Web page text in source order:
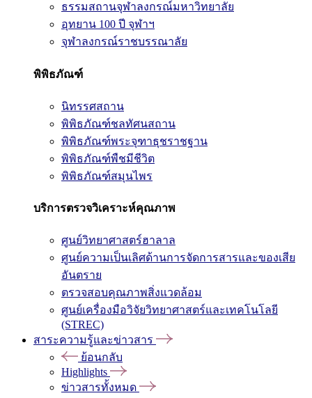
ธรรมสถานจุฬาลงกรณ์มหาวิทยาลัย
อุทยาน 100 ปี จุฬาฯ
จุฬาลงกรณ์ราชบรรณาลัย
พิพิธภัณฑ์
นิทรรศสถาน
พิพิธภัณฑ์ชลทัศนสถาน
พิพิธภัณฑ์พระจุฑาธุชราชฐาน
พิพิธภัณฑ์พืชมีชีวิต
พิพิธภัณฑ์สมุนไพร
บริการตรวจวิเคราะห์คุณภาพ
ศูนย์วิทยาศาสตร์ฮาลาล
ศูนย์ความเป็นเลิศด้านการจัดการสารและของเสีย
อันตราย
ตรวจสอบคุณภาพสิ่งแวดล้อม
ศูนย์เครื่องมือวิจัยวิทยาศาสตร์และเทคโนโลยี
(STREC)
สาระความรู้และข่าวสาร
ย้อนกลับ
Highlights
ข่าวสารทั้งหมด